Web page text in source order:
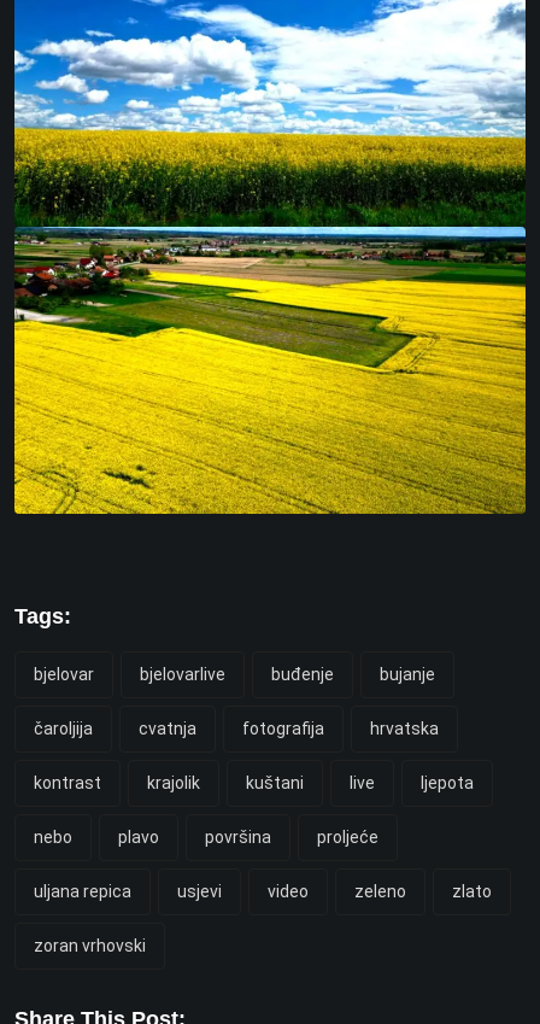
Tags:
bjelovar bjelovarlive buđenje bujanje
čaroljija cvatnja fotografija hrvatska
kontrast krajolik kuštani live ljepota
nebo plavo površina proljeće
uljana repica usjevi video zeleno zlato
zoran vrhovski